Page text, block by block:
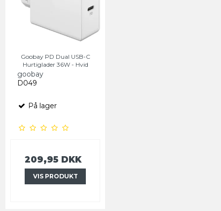
Goobay PD Dual USB-C
Hurtiglader 36W - Hvid
goobay
D049
På lager
209,95 DKK
VIS PRODUKT